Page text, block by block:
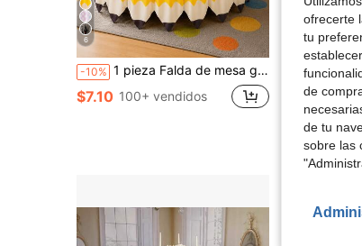
6
-10% 1 pieza Falda de mesa gigante con diseño de lápiz amarillo para regreso a clases, cortina de escritorio con estampado de lápiz a rayas, decoración de aula para maestros, falda de mesa para fiesta de primer día de jardín de infancia y escuela primaria y fiesta de agradecimiento al maestro
$7.10 100+ vendidos
Local -12%
$10.08
ofrecerte
tu
de
de tu
sobre las